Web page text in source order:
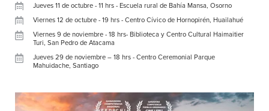
Jueves 11 de octubre - 11 hrs - Escuela rural de Bahía Mansa, Osorno
Viernes 12 de octubre - 19 hrs - Centro Cívico de Hornopirén, Huailahué
Viernes 9 de noviembre - 18 hrs- Biblioteca y Centro Cultural Haimaitier
Turi, San Pedro de Atacama
Jueves 29 de noviembre – 18 hrs - Centro Ceremonial Parque
Mahuidache, Santiago